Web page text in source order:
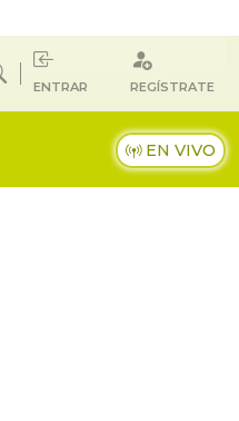
ENTRAR REGÍSTRATE
EN VIVO